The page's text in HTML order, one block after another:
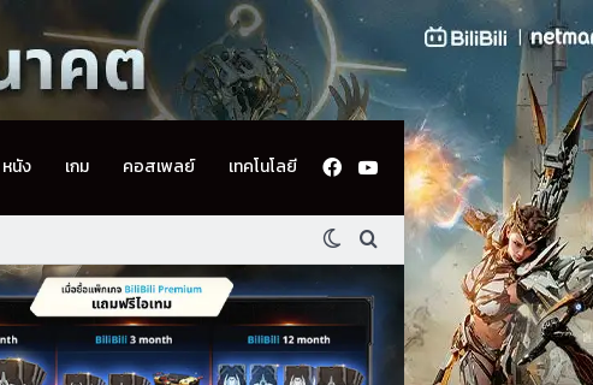
หนัง เกม คอสเพลย์ เทคโนโลยี Facebook
YouTube
Switch skin
ค้นหา